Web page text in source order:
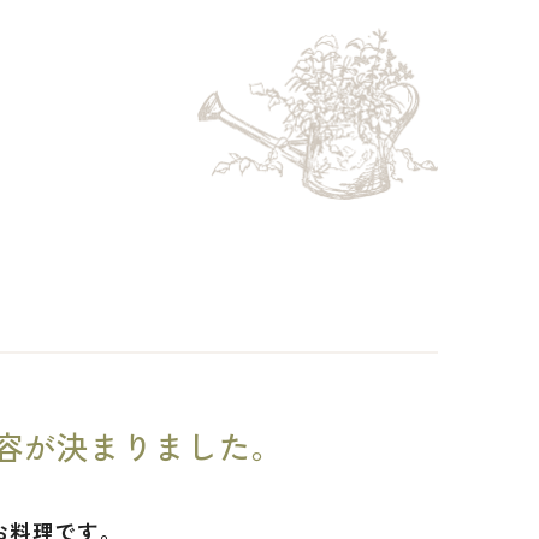
決まりました。
理です。